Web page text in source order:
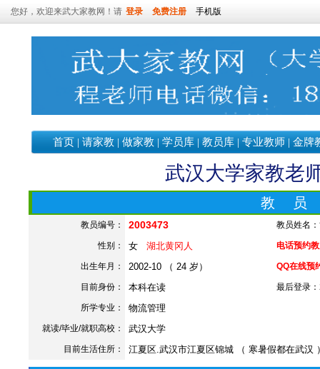
您好，欢迎来武大家教网！请 登录 免费注册 手机版
首页 | 请家教 | 做家教 | 学员库 | 教员库 | 专业教师 | 金牌
武汉大学家教老
教
教员编号： 2003473 教员姓名：
性别： 女 湖北黄冈人 电话预约
出生年月： 2002-10 （ 24 岁） QQ在线预
目前身份： 本科在读 最后登录
所学专业： 物流管理
就读/毕业/就职高校： 武汉大学
目前生活住所： 江夏区.武汉市江夏区锦城 （ 寒暑假都在武汉